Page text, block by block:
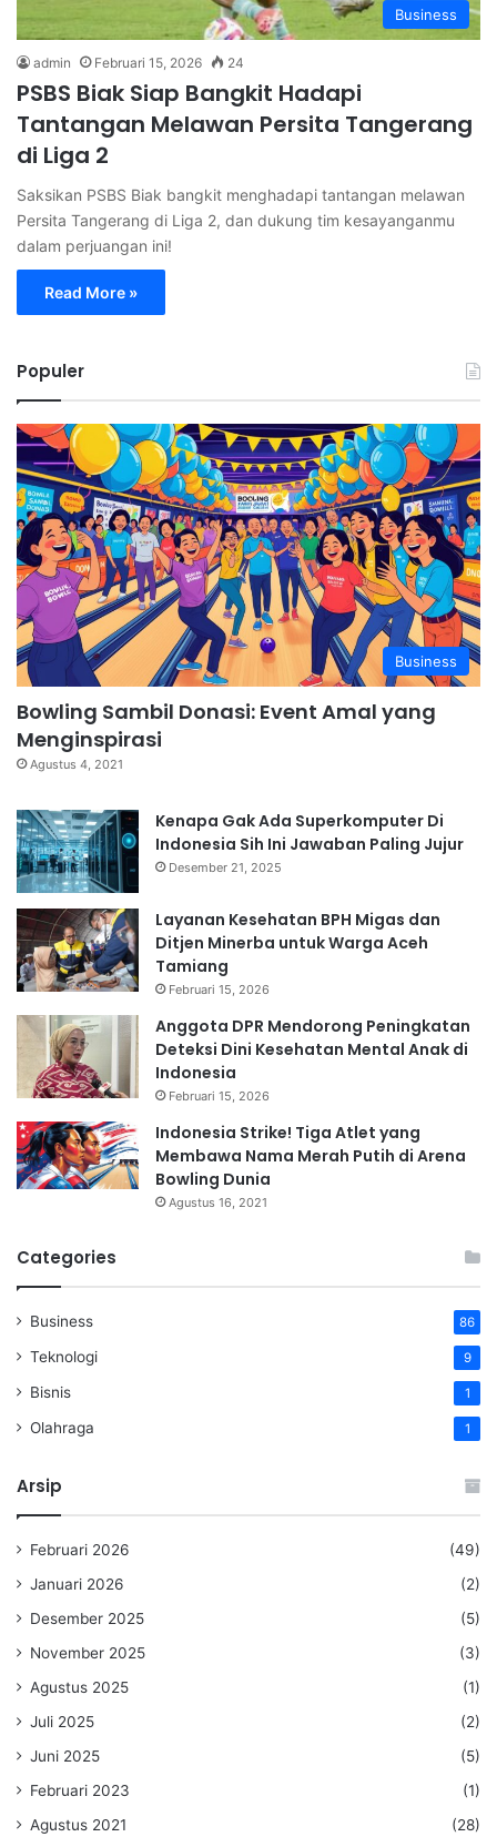
Business
admin Februari 15, 2026 24
PSBS Biak Siap Bangkit Hadapi
Tantangan Melawan Persita Tangerang
di Liga 2
Saksikan PSBS Biak bangkit menghadapi tantangan melawan
Persita Tangerang di Liga 2, dan dukung tim kesayanganmu
dalam perjuangan ini!
Read More »
Populer
Business
Bowling Sambil Donasi: Event Amal yang
Menginspirasi
Agustus 4, 2021
Kenapa Gak Ada Superkomputer Di
Indonesia Sih Ini Jawaban Paling Jujur
Desember 21, 2025
Layanan Kesehatan BPH Migas dan
Ditjen Minerba untuk Warga Aceh
Tamiang
Februari 15, 2026
Anggota DPR Mendorong Peningkatan
Deteksi Dini Kesehatan Mental Anak di
Indonesia
Februari 15, 2026
Indonesia Strike! Tiga Atlet yang
Membawa Nama Merah Putih di Arena
Bowling Dunia
Agustus 16, 2021
Categories
Business 86
Teknologi 9
Bisnis 1
Olahraga 1
Arsip
Februari 2026
(49)
Januari 2026
(2)
Desember 2025
(5)
November 2025
(3)
Agustus 2025
(1)
Juli 2025
(2)
Juni 2025
(5)
Februari 2023
(1)
Agustus 2021
(28)